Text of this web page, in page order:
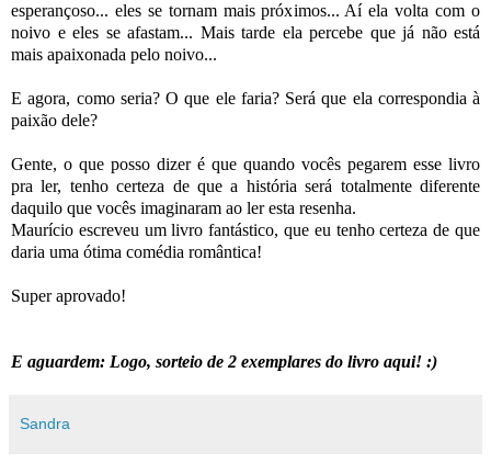
esperançoso... eles se tornam mais próximos... Aí ela volta com o
noivo e eles se afastam... Mais tarde ela percebe que já não está
mais apaixonada pelo noivo...
E agora, como seria? O que ele faria? Será que ela correspondia à
paixão dele?
Gente, o que posso dizer é que quando vocês pegarem esse livro
pra ler, tenho certeza de que a história será totalmente diferente
daquilo que vocês imaginaram ao ler esta resenha.
Maurício escreveu um livro fantástico, que eu tenho certeza de que
daria uma ótima comédia romântica!
Super aprovado!
E aguardem: Logo, sorteio de 2 exemplares do livro aqui! :)
Sandra